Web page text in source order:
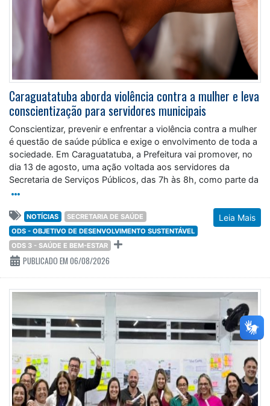
Caraguatatuba aborda violência contra a mulher e leva
conscientização para servidores municipais
Conscientizar, prevenir e enfrentar a violência contra a mulher
é questão de saúde pública e exige o envolvimento de toda a
sociedade. Em Caraguatatuba, a Prefeitura vai promover, no
dia 13 de agosto, uma ação voltada aos servidores da
Secretaria de Serviços Públicos, das 7h às 8h, como parte da
Leia Mais
NOTÍCIAS
SECRETARIA DE SAÚDE
ODS - OBJETIVO DE DESENVOLVIMENTO SUSTENTÁVEL
ODS 3 - SAÚDE E BEM-ESTAR
PUBLICADO EM 06/08/2026